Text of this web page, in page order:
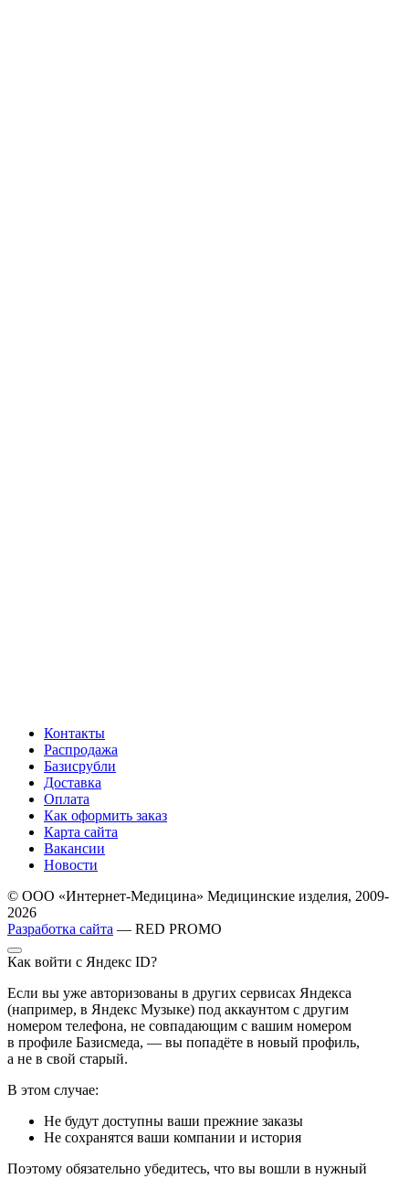
Контакты
Распродажа
Базисрубли
Доставка
Оплата
Как оформить заказ
Карта сайта
Вакансии
Новости
© ООО «Интернет-Медицина» Медицинские изделия, 2009-
2026
Разработка сайта — RED PROMO
Как войти с Яндекс ID?
Если вы уже авторизованы в других сервисах Яндекса
(например, в Яндекс Музыке) под аккаунтом с другим
номером телефона, не совпадающим с вашим номером
в профиле Базисмеда, — вы попадёте в новый профиль,
а не в свой старый.
В этом случае:
Не будут доступны ваши прежние заказы
Не сохранятся ваши компании и история
Поэтому обязательно убедитесь, что вы вошли в нужный